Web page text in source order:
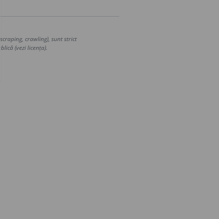
crawling), sunt strict
(vezi licența).